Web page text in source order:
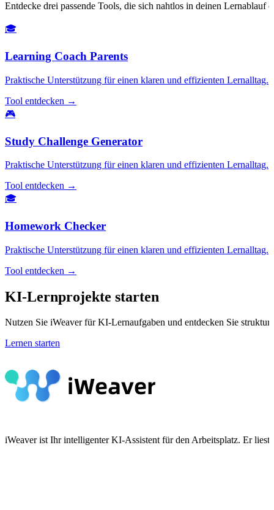
Entdecke drei passende Tools, die sich nahtlos in deinen Lernablauf
🎓
Learning Coach Parents
Praktische Unterstützung für einen klaren und effizienten Lernalltag.
Tool entdecken →
🎮
Study Challenge Generator
Praktische Unterstützung für einen klaren und effizienten Lernalltag.
Tool entdecken →
🎓
Homework Checker
Praktische Unterstützung für einen klaren und effizienten Lernalltag.
Tool entdecken →
KI-Lernprojekte starten
Nutzen Sie iWeaver für KI-Lernaufgaben und entdecken Sie
Lernen starten
iWeaver ist Ihr intelligenter KI-Assistent für den Arbeitsplatz. Er